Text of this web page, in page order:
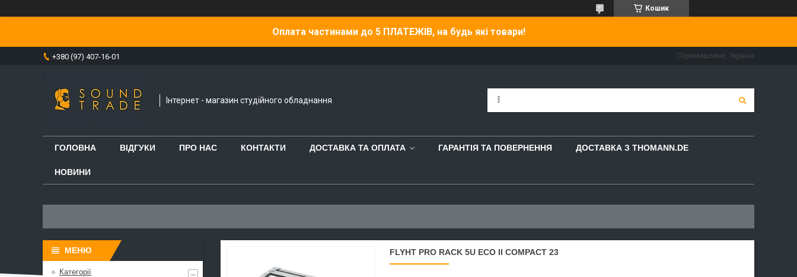
Кошик
Оплата частинами до 5 ПЛАТЕЖІВ, на будь які товари!
+380 (97) 407-16-01 Перемишляни, Україна
Інтернет - магазин студійного обладнання
ГОЛОВНА ВІДГУКИ ПРО НАС КОНТАКТИ ДОСТАВКА ТА ОПЛАТА ГАРАНТІЯ ТА ПОВЕРНЕННЯ ДОСТАВКА З THOMANN.DE
НОВИНИ
FLYHT PRO RACK 5U ECO II COMPACT 23
Категорії